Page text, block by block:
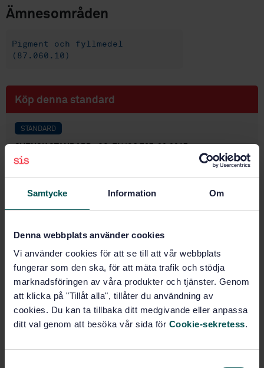
Samtycke Information Om
Denna webbplats använder cookies
Vi använder cookies för att se till att vår webbplats
fungerar som den ska, för att mäta trafik och stödja
marknadsföringen av våra produkter och tjänster. Genom
att klicka på "Tillåt alla", tillåter du användning av
cookies. Du kan ta tillbaka ditt medgivande eller anpassa
ditt val genom att besöka vår sida för Cookie-sekretess.
Ämnesområden
Pigment och fyllmedel
(87.060.10)
Köp denna standard
STANDARD
SVENSK STANDARD· SS-EN ISO 787-22:2017
Allmänna provningsmetoder för pigment och
22:1980)
Pris:687 SEK
PDF
Lägg i varukorgen
Fler alternativ
Produktinformation